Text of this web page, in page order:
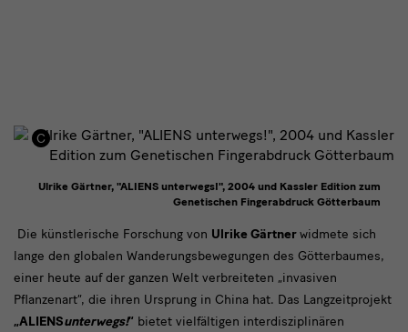
"ALIENS
unterwegs!"
von
Ulrike
Die künstlerische Forschung von Ulrike Gärtnerwidmete sich
lange den globalen Wanderungsbewegungen des Götterbaumes,
einer heute auf der ganzen Welt verbreiteten „invasiven
Pflanzenart“, die ihren Ursprung in China hat. Das Langzeitprojekt
„ALIENSunterwegs!“ bietet vielfältigen interdisziplinären
Ulrike Gärtner, "ALIENS unterwegs!", 2004 und Kassler Edition zum
Genetischen Fingerabdruck Götterbaum